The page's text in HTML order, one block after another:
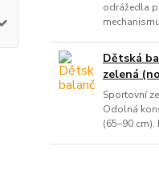
odrážedla
Dětská
zelená
Sportovní
Odolná
(65–90